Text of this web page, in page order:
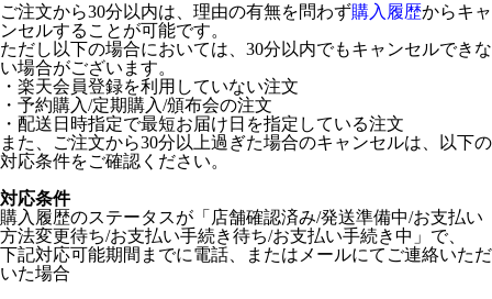
ご注文から30分以内は、理由の有無を問わず購入履歴からキャ
ンセルすることが可能です。
ただし以下の場合においては、30分以内でもキャンセルできな
い場合がございます。
・楽天会員登録を利用していない注文
・予約購入/定期購入/頒布会の注文
・配送日時指定で最短お届け日を指定している注文
また、ご注文から30分以上過ぎた場合のキャンセルは、以下の
対応条件をご確認ください。
対応条件
購入履歴のステータスが「店舗確認済み/発送準備中/お支払い
方法変更待ち/お支払い手続き待ち/お支払い手続き中」で、
下記対応可能期間までに電話、またはメールにてご連絡いただ
いた場合